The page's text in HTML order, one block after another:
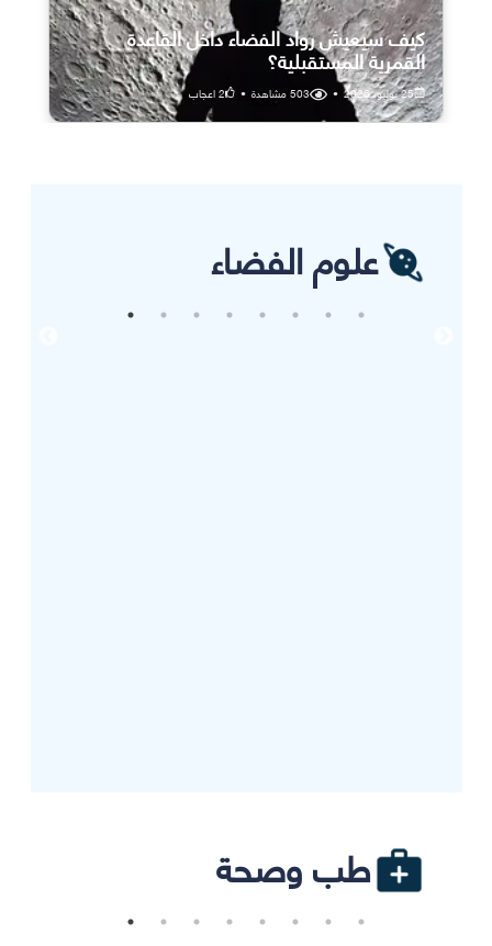
كيف سيعيش رواد الفضاء داخل القاعدة
القمرية المستقبلية؟
25 يوليو، 2026 •
503مشاهدة •
2اعجاب
علوم الفضاء
طب وصحة